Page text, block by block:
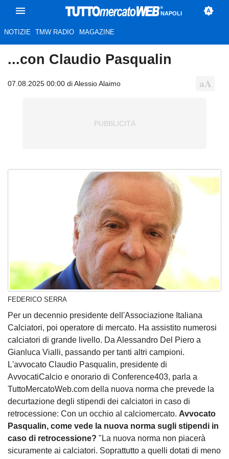
NAPOLI
NOTIZIE TMW RADIO MAGAZINE
...con Claudio Pasqualin
07.08.2025 00:00 di Alessio Alaimo
FEDERICO SERRA
Per un decennio presidente dell'Associazione Italiana
Calciatori, poi operatore di mercato. Ha assistito numerosi
calciatori di grande livello. Da Alessandro Del Piero a
Gianluca Vialli, passando per tanti altri campioni.
L'avvocato Claudio Pasqualin, presidente di
AvvocatiCalcio e onorario di Conference403, parla a
TuttoMercatoWeb.com della nuova norma che prevede la
decurtazione degli stipendi dei calciatori in caso di
retrocessione: Con un occhio al calciomercato. Avvocato
Pasqualin, come vede la nuova norma sugli stipendi in
caso di retrocessione? "La nuova norma non piacerà
sicuramente ai calciatori. Soprattutto a quelli dotati di meno